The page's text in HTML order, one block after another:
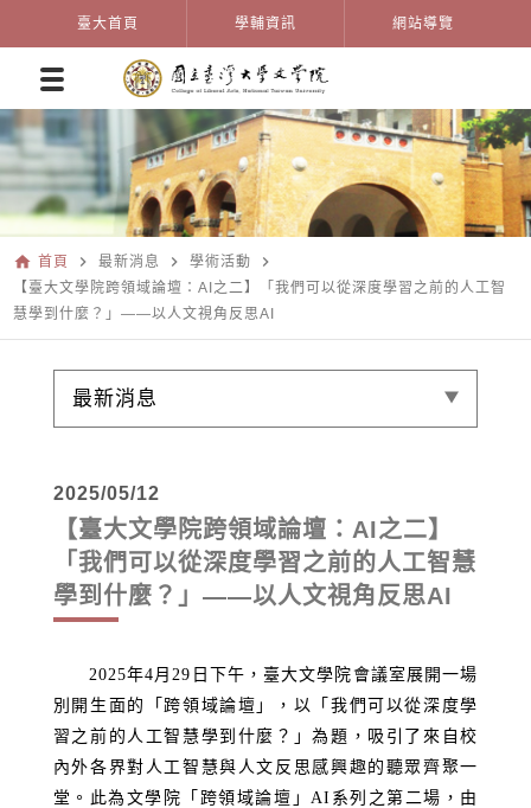
臺大首頁 學輔資訊 網站導覽
home 首頁 navigate_next 最新消息 navigate_next 學術活動 navigate_next
【臺大文學院跨領域論壇：AI之二】「我們可以從深度學習之前的人工智
慧學到什麼？」——以人文視角反思AI
最新消息
2025/05/12
【臺大文學院跨領域論壇：AI之二】
「我們可以從深度學習之前的人工智慧
學到什麼？」——以人文視角反思AI
2025年4月29 日下午，臺大文學院會議室展開一場
別開生面的「跨領域論壇」，以「我們可以從深度學
習之前的人工智慧學到什麼？」為題，吸引了來自校
內外各界對人工智慧與人文反思感興趣的聽眾齊聚一
堂。此為文學院「跨領域論壇」AI 系列之第二場，由